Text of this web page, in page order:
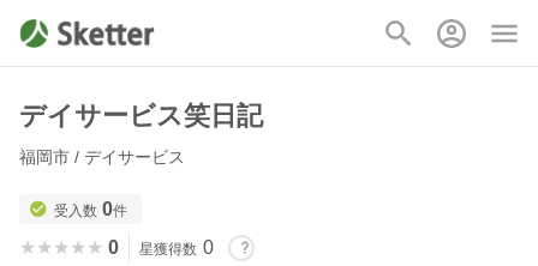
デイサービス笑日記
福岡市 / デイサービス
受入数 0件
★★★★★
★★★★★ 0 星獲得数 0